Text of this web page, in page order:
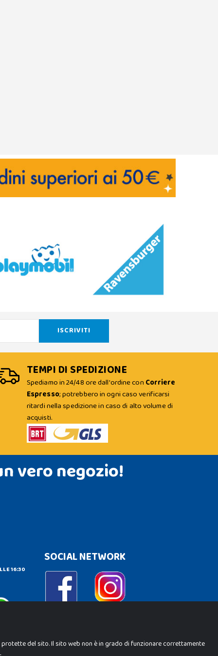
TEMPI DI SPEDIZIONE
Spediamo in 24/48 ore dall'ordine con Corriere
Espresso; potrebbero in ogni caso verificarsi
ritardi nella spedizione in caso di alto volume di
acquisti.
vero negozio!
16:30
SOCIAL NETWORK
del sito. Il sito web non è in grado di funzionare correttamente